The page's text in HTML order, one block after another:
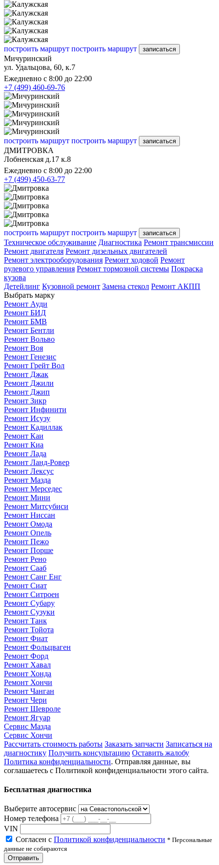
построить маршрут построить маршрут записаться
Мичуринский
ул. Удальцова, 60, к.7
Ежедневно с 8:00 до 22:00
+7 (499) 460-69-76
построить маршрут построить маршрут записаться
ДМИТРОВКА
Лобненская д.17 к.8
Ежедневно с 8:00 до 22:00
+7 (499) 450-63-77
построить маршрут построить маршрут записаться
Техническое обслуживание Диагностика Ремонт трансмиссии
Ремонт двигателя Ремонт дизельных двигателей
Ремонт электрооборудования Ремонт ходовой Ремонт
рулевого управления Ремонт тормозной системы Покраска
кузова
Детейлинг Кузовной ремонт Замена стекол Ремонт АКПП
Выбрать марку
Ремонт Ауди
Ремонт БИД
Ремонт БМВ
Ремонт Бентли
Ремонт Вольво
Ремонт Воя
Ремонт Генезис
Ремонт Грейт Вол
Ремонт Джак
Ремонт Джили
Ремонт Джип
Ремонт Зикр
Ремонт Инфинити
Ремонт Исузу
Ремонт Кадиллак
Ремонт Каи
Ремонт Киа
Ремонт Лада
Ремонт Ланд-Ровер
Ремонт Лексус
Ремонт Мазда
Ремонт Мерседес
Ремонт Мини
Ремонт Митсубиси
Ремонт Ниссан
Ремонт Омода
Ремонт Опель
Ремонт Пежо
Ремонт Порше
Ремонт Рено
Ремонт Сааб
Ремонт Санг Енг
Ремонт Сиат
Ремонт Ситроен
Ремонт Субару
Ремонт Сузуки
Ремонт Танк
Ремонт Тойота
Ремонт Фиат
Ремонт Фольцваген
Ремонт Форд
Ремонт Хавал
Ремонт Хонда
Ремонт Хончи
Ремонт Чанган
Ремонт Чери
Ремонт Шевроле
Ремонт Ягуар
Сервис Мазда
Сервис Хончи
Рассчитать стоимость работы Заказать запчасти Записаться на
диагностику Получить консультацию Оставить жалобу
Политика конфиденциальности. Отправляя данные, вы
соглашаетесь с Политикой конфиденциальности этого сайта.
Бесплатная диагностика
Выберите автосервис
Номер телефона
VIN
Согласен с Политикой конфиденциальности * Персональные
данные не собираются
Отправить